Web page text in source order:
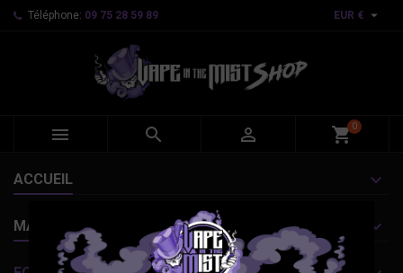
Téléphone: 09 75 28 59 89 EUR € 
   shopping_cart0
ACCUEIL
MARQUES